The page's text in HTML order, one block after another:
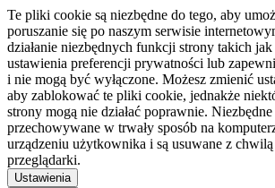
Te pliki cookie są niezbędne do tego, aby
poruszanie się po naszym serwisie
działanie niezbędnych funkcji strony takich
ustawienia preferencji prywatności lub
i nie mogą być wyłączone. Możesz zmienić
aby zablokować te pliki cookie, jednakże
strony mogą nie działać poprawnie.
przechowywane w trwały sposób na
urządzeniu użytkownika i są usuwane z
przeglądarki.
Ustawienia